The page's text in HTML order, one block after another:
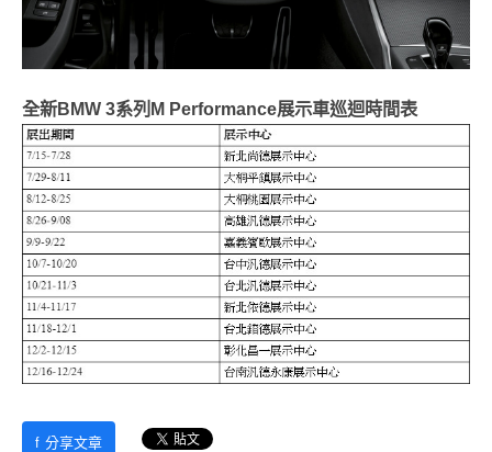
全新BMW 3系列M Performance展示車巡迴時間表
f 分享文章